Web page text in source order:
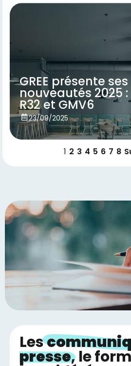
GREE présente ses
nouveautés 2025 :
R32 et GMV6
23/09/2025
Voir
1 2 3 4 5 6 7 8
Les
presse, le